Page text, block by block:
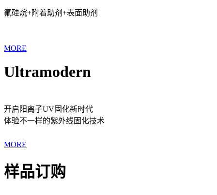
氟硅烷+附着助剂+表面助剂
MORE
Ultramodern
开启阳离子UV固化新时代
体验不一样的紫外线固化技术
MORE
样品订购